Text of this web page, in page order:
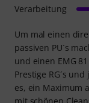
Um mal einen
passiven PU´s
und einen EMG
Prestige RG´s
es, ein Maximum
mit schönen
Verarbeitung